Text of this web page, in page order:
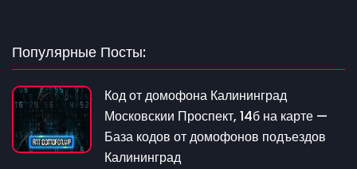
Популярные Посты:
Код от домофона Калининград
Московскии Проспект, 14б на карте —
База кодов от домофонов подъездов
Калининград